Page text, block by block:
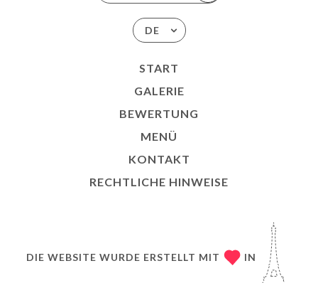
DE
START
GALERIE
BEWERTUNG
MENÜ
KONTAKT
RECHTLICHE HINWEISE
DIE WEBSITE WURDE ERSTELLT MIT IN